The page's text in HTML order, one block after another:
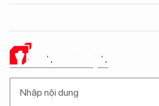
Ý KIẾN CỦA BẠN